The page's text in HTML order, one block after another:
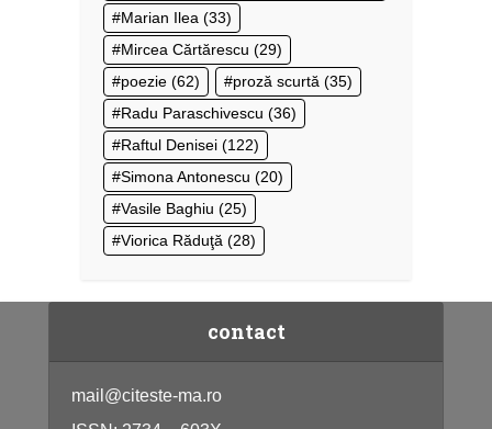
Marian Ilea (33)
Mircea Cărtărescu (29)
poezie (62) proză scurtă (35)
Radu Paraschivescu (36)
Raftul Denisei (122)
Simona Antonescu (20)
Vasile Baghiu (25)
Viorica Răduţă (28)
contact
mail@citeste-ma.ro